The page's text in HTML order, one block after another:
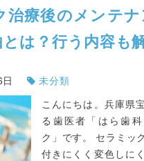
治療後のメンテ
は？行う内容も
未分類
こんにちは。兵庫県
る歯医者「はら歯
ク」です。 セラミッ
付きにくく変色しに